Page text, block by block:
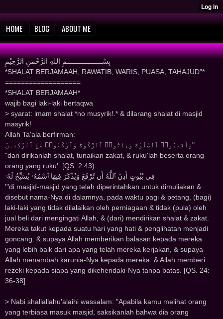
HOME BLOG ABOUT ME
ﺑِﺴْــــــــــــــــــﻢِ ﺍﻟﻠﻪِ ﺍﻟﺮَّﺣْﻤﻦِ ﺍﻟﺮَّﺣِﻴْﻢِ
*SHALAT BERJAMAAH, RAWATIB, WARIS, PUASA, TAHAJUD"*
===================
*SHALAT BERJAMAAH*
wajib bagi laki-laki bertaqwa
> syarat: imam shalat *no musyrik!.* & d‌‌ilaran‌‌g shalat d‌‌i masjid‌‌
masyrik!
Allah Ta'ala berfirman:
وَأَقِيمُوا۟ ٱلصَّلَوٰةَ وَءَاتُوا۟ ٱلزَّكَوٰةَ وَٱرْكَعُوا۟ مَعَ ٱلرَّٰكِعِينَ"
"dan dirikanlah shalat, tunaikan zakat, & ruku'lah beserta orang-
orang yang ruku'. [QS. 2:43).
فِى بُيُوتٍ أَذِنَ ٱللَّهُ أَن تُرْفَعَ وَيُذْكَرَ فِيهَا ٱسْمُهُۥ يُسَبِّحُ لَهُۥ
'"di masjid-masjid yang telah diperintahkan untuk dimuliakan &
disebut nama-Nya di dalamnya, pada waktu pagi & petang, (bagi)
laki-laki yang tidak dilalaikan oleh perniagaan & tidak (pula) oleh
jual beli dari mengingati Allah, & (dari) mendirikan shalat & zakat.
Mereka takut kepada suatu hari yang hati & penglihatan menjadi
goncang. & supaya Allah memberikan balasan kepada mereka
yang lebih baik dari apa yang telah mereka kerjakan, & supaya
Allah menambah karunia-Nya kepada mereka. & Allah memberi
rezeki kepada siapa yang dikehendaki-Nya tanpa batas. [QS. 24:
36-38]
> Nabi shallallahu'alaihi wassalam: "Apabila kamu melihat orang
yang terbiasa masuk masjid, saksikanlah bahwa dia orang